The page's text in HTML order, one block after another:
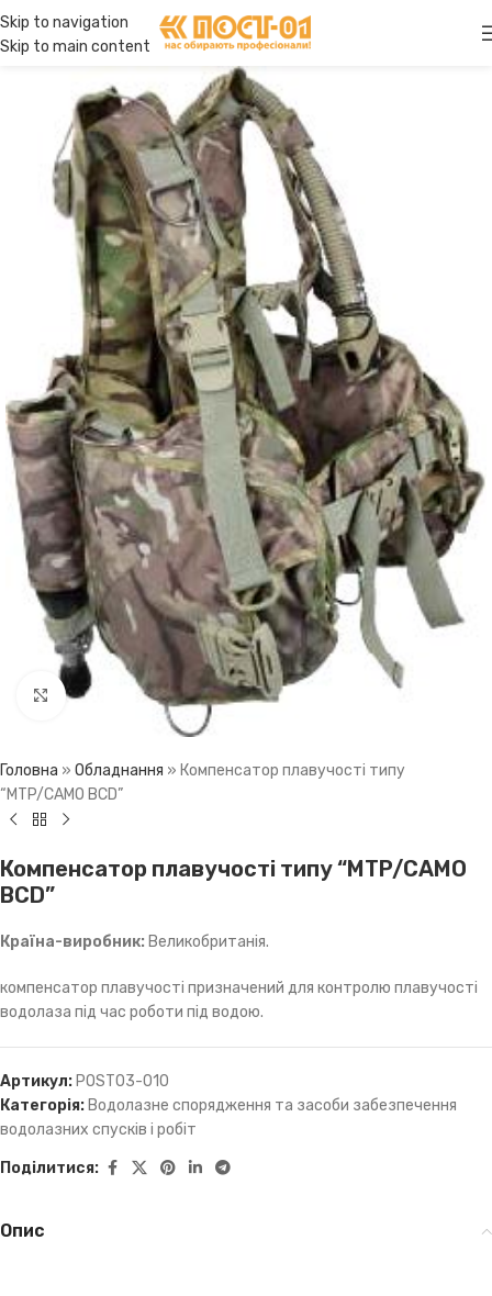
Skip to navigation
Skip to main content
Click to enlarge
Головна » Обладнання » Компенсатор плавучості типу
“MTP/CAMO BCD”
Компенсатор плавучості типу “MTP/CAMO
BCD”
Країна-виробник: Великобританія.
компенсатор плавучості призначений для контролю плавучості
водолаза під час роботи під водою.
Артикул: POST03-010
Категорія: Водолазне спорядження та засоби забезпечення
водолазних спусків і робіт
Поділитися:
Опис